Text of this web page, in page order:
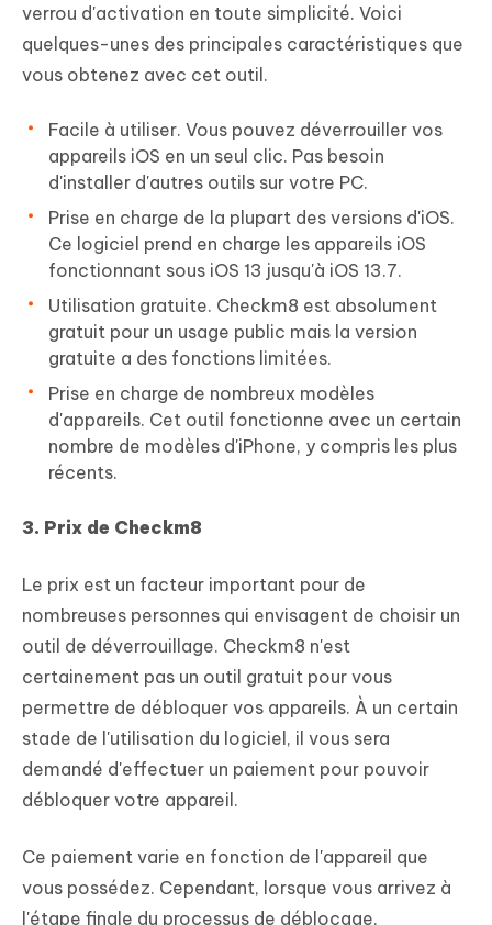
verrou d'activation en toute simplicité. Voici
quelques-unes des principales caractéristiques que
vous obtenez avec cet outil.
Facile à utiliser. Vous pouvez déverrouiller vos
appareils iOS en un seul clic. Pas besoin
d'installer d'autres outils sur votre PC.
Prise en charge de la plupart des versions d'iOS.
Ce logiciel prend en charge les appareils iOS
fonctionnant sous iOS 13 jusqu'à iOS 13.7.
Utilisation gratuite. Checkm8 est absolument
gratuit pour un usage public mais la version
gratuite a des fonctions limitées.
Prise en charge de nombreux modèles
d'appareils. Cet outil fonctionne avec un certain
nombre de modèles d'iPhone, y compris les plus
récents.
3. Prix de Checkm8
Le prix est un facteur important pour de
nombreuses personnes qui envisagent de choisir un
outil de déverrouillage. Checkm8 n'est
certainement pas un outil gratuit pour vous
permettre de débloquer vos appareils. À un certain
stade de l'utilisation du logiciel, il vous sera
demandé d'effectuer un paiement pour pouvoir
débloquer votre appareil.
Ce paiement varie en fonction de l'appareil que
vous possédez. Cependant, lorsque vous arrivez à
l'étape finale du processus de déblocage,